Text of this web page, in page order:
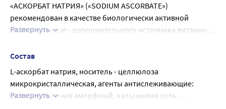
«АСКОРБАТ НАТРИЯ» («SODIUM ASCORBATE»)
рекомендован в качестве биологически активной
добавки к пище - дополнительного источника витамина
Развернуть
Состав
L-аскорбат натрия, носитель - целлюлоза
микрокристаллическая, агенты антислеживающие:
диоксид кремния аморфный, кальциевая соль
Развернуть